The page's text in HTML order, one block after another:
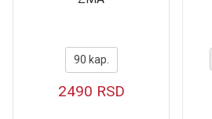
90 kap.
2490 RSD